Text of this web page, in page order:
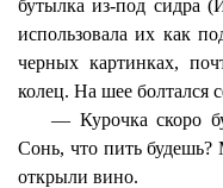
бутылка из-под сидра
использовала их как
черных картинках,
колец. На шее болтался
— Курочка скоро
Сонь, что пить будешь?
открыли вино.